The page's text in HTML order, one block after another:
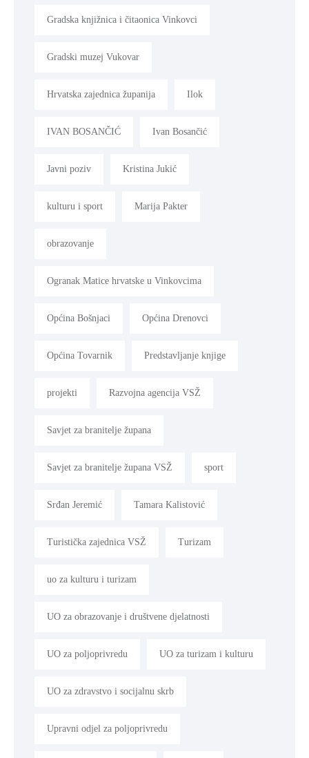
Gradska knjižnica i čitaonica Vinkovci
Gradski muzej Vukovar
Hrvatska zajednica županija Ilok
IVAN BOSANČIĆ Ivan Bosančić
Javni poziv Kristina Jukić
kulturu i sport Marija Pakter
obrazovanje
Ogranak Matice hrvatske u Vinkovcima
Općina Bošnjaci Općina Drenovci
Općina Tovarnik Predstavljanje knjige
projekti Razvojna agencija VSŽ
Savjet za branitelje župana
Savjet za branitelje župana VSŽ sport
Srđan Jeremić Tamara Kalistović
Turistička zajednica VSŽ Turizam
uo za kulturu i turizam
UO za obrazovanje i društvene djelatnosti
UO za poljoprivredu UO za turizam i kulturu
UO za zdravstvo i socijalnu skrb
Upravni odjel za poljoprivredu